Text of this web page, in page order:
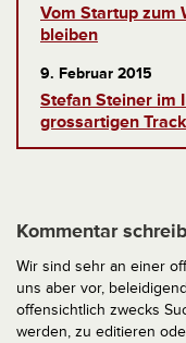
Vom Startup zum
bleiben
9. Februar 2015
Stefan Steiner im
grossartigen
Kommentar
Wir sind sehr an einer
uns aber vor,
offensichtlich zwecks
werden, zu editieren